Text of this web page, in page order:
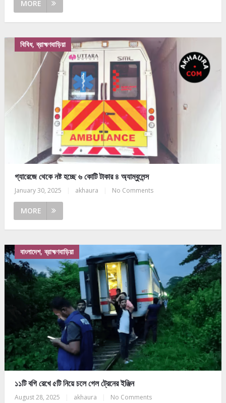
MORE
বিবিধ, ব্রাহ্মণবাড়িয়া
গ্যারেজে থেকে নষ্ট হচ্ছে ৬ কোটি টাকার ৪ অ্যাম্বুলেন্স
January 30, 2025 akhaura No Comments
MORE
বাংলাদেশ, ব্রাহ্মণবাড়িয়া
১১টি বগি রেখে ৫টি নিয়ে চলে গেল ট্রেনের ইঞ্জিন
August 28, 2025 akhaura No Comments